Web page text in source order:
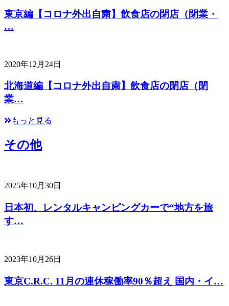
東京編【コロナ外出自粛】飲食店の閉店（閉業・
…
2020年12月24日
北海道編【コロナ外出自粛】飲食店の閉店（閉
業…
もっと見る
その他
2025年10月30日
日本初、レンタルキャンピングカーで“地方を旅
す…
2023年10月26日
東京C.R.C. 11月の連休稼働率90％超え 国内・イ…